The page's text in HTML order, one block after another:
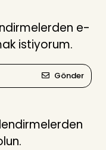
e-
istiyorum.
Gönder